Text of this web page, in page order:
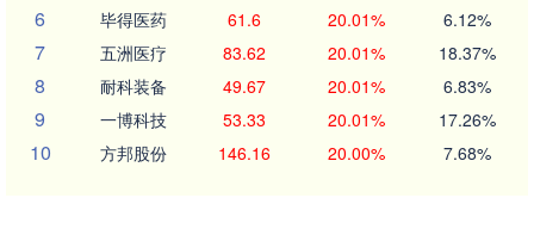
6 毕得医药 61.6 20.01% 6.12%
7 五洲医疗 83.62 20.01% 18.37%
8 耐科装备 49.67 20.01% 6.83%
9 一博科技 53.33 20.01% 17.26%
10 方邦股份 146.16 20.00% 7.68%